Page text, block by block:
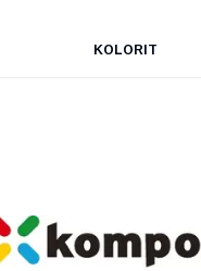
KOLORIT